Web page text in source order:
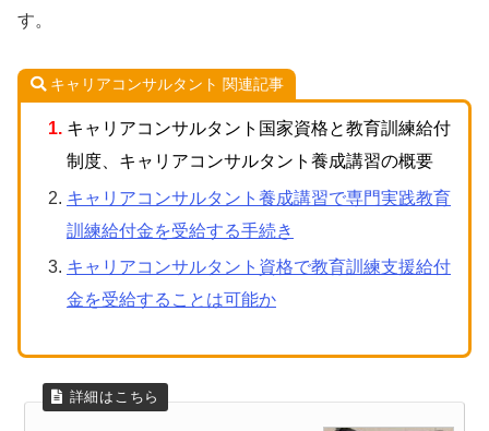
す。
キャリアコンサルタント 関連記事
キャリアコンサルタント国家資格と教育訓練給付
制度、キャリアコンサルタント養成講習の概要
キャリアコンサルタント養成講習で専門実践教育
訓練給付金を受給する手続き
キャリアコンサルタント資格で教育訓練支援給付
金を受給することは可能か